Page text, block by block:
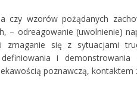
czy wzorów pożądanych
– odreagowanie (uwolnienie)
zmaganie się z sytuacjami
i demonstrowania
poznawczą,